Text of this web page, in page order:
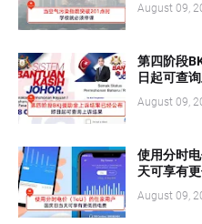
August 09,
第四阶段
日起可查
August 09,
使用分时
天可享有
August 09,